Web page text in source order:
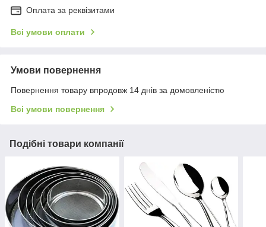
Оплата за реквізитами
Всі умови оплати
Умови повернення
Повернення товару впродовж 14 днів за домовленістю
Всі умови повернення
Подібні товари компанії